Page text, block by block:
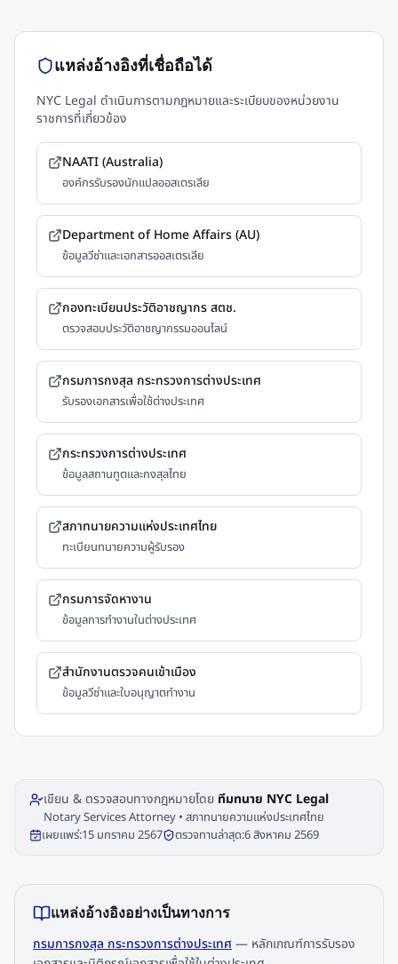
แหล่งอ้างอิงที่เชื่อถือได้
NYC Legal ดำเนินการตามกฎหมายและระเบียบของหน่วยงาน
ราชการที่เกี่ยวข้อง
NAATI (Australia)
องค์กรรับรองนักแปลออสเตรเลีย
Department of Home Affairs (AU)
ข้อมูลวีซ่าและเอกสารออสเตรเลีย
กองทะเบียนประวัติอาชญากร สตช.
ตรวจสอบประวัติอาชญากรรมออนไลน์
กรมการกงสุล กระทรวงการต่างประเทศ
รับรองเอกสารเพื่อใช้ต่างประเทศ
กระทรวงการต่างประเทศ
ข้อมูลสถานทูตและกงสุลไทย
สภาทนายความแห่งประเทศไทย
ทะเบียนทนายความผู้รับรอง
กรมการจัดหางาน
ข้อมูลการทำงานในต่างประเทศ
สำนักงานตรวจคนเข้าเมือง
ข้อมูลวีซ่าและใบอนุญาตทำงาน
เขียน & ตรวจสอบทางกฎหมายโดย ทีมทนาย NYC Legal
Notary Services Attorney • สภาทนายความแห่งประเทศไทย
เผยแพร่:15 มกราคม 2567 ตรวจทานล่าสุด:6 สิงหาคม 2569
แหล่งอ้างอิงอย่างเป็นทางการ
กรมการกงสุล กระทรวงการต่างประเทศ — หลักเกณฑ์การรับรอง